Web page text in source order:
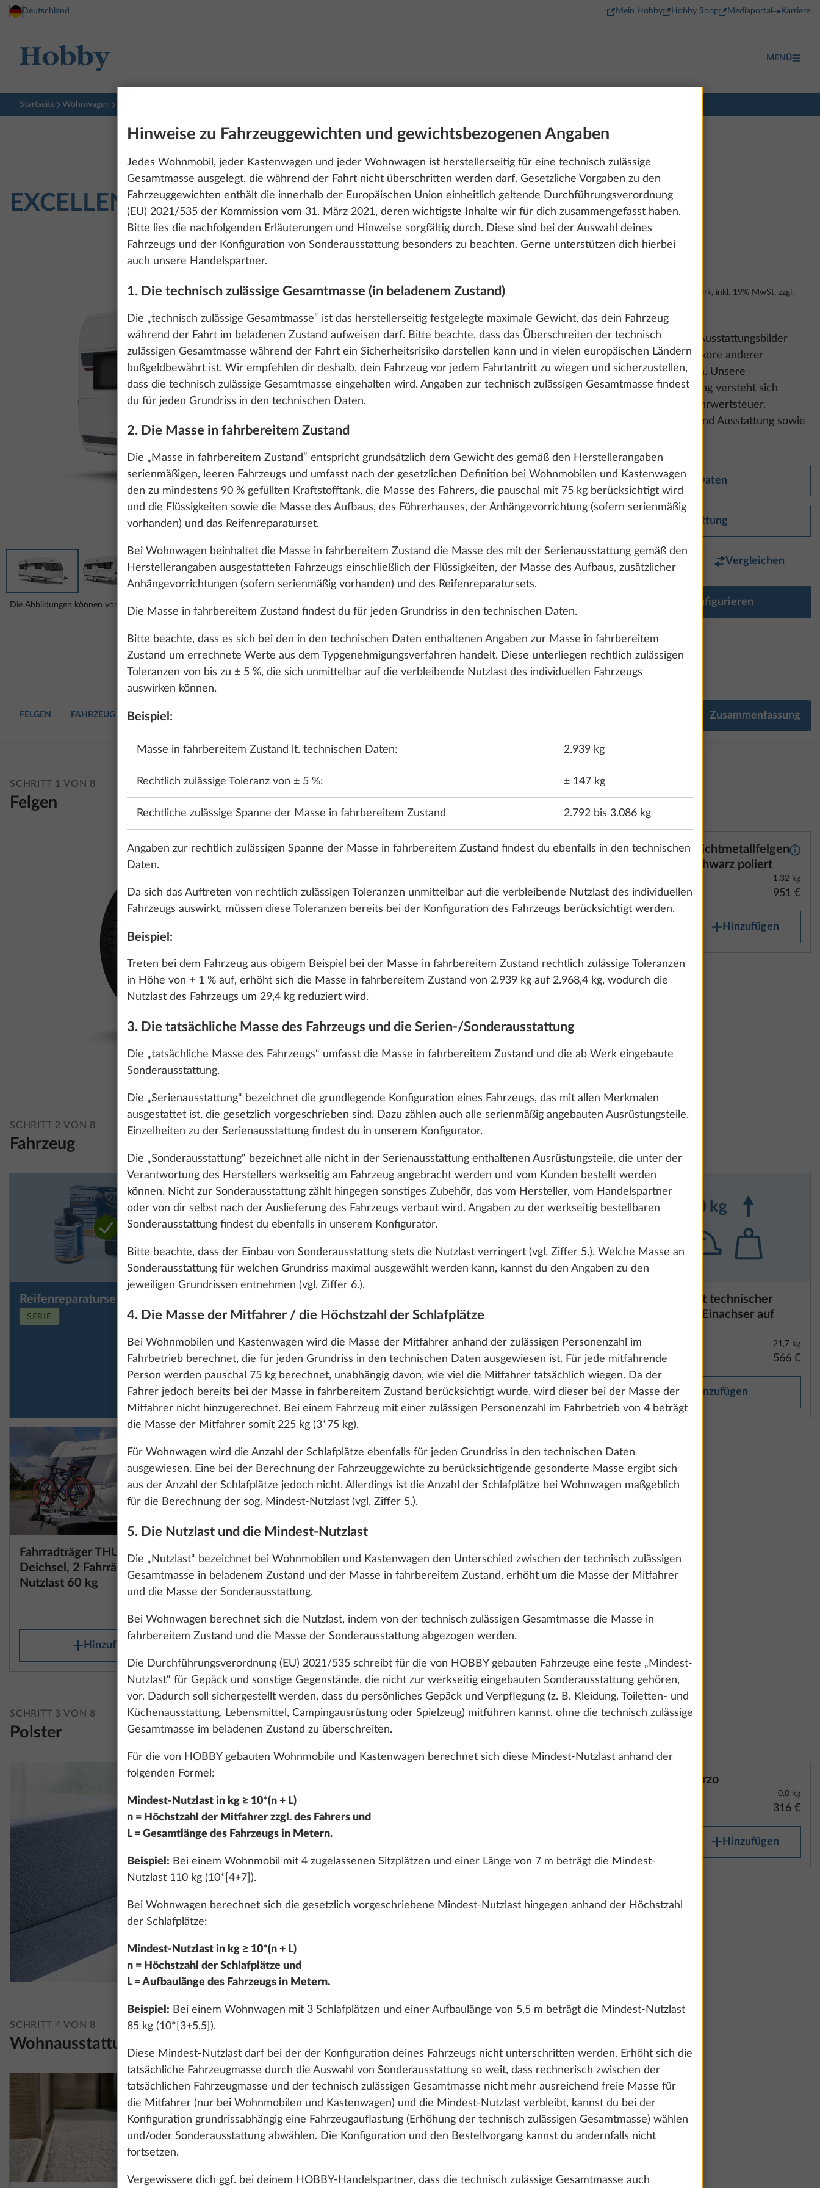
und unsere Kommunikation mit dir zu verbessern. Wir berücksichtigen hierbei deine
Klicken auf „Zustimmen und weiter“ dein Einverständnis gibst. Du kannst deine
Einwilligung jederzeit mit Wirkung für die Zukunft widerrufen. Weitere Informationen zu
den Cookies und Anpassungsmöglichkeiten findest du unter dem Link „Details anzeigen“.
Deutschland Mein Hobby Hobby Shop Mediaportal Karriere
MENÜ
Startseite Wohnwagen
EXCELLENT EDITION540 UFf
Die Abbildungen können von deiner gewählten Konfiguration abweichen.
Unverbindliche Preisempfehlung ab Werk, inkl. 19% MwSt. zzgl.
Bitte beachte:Die gezeigten Ausstattungsbilder
können Polster- und Möbeldekore anderer
Baureihen und Modelle zeigen. Unsere
unverbindliche Preisempfehlung versteht sich
inklusive der gesetzlichen Mehrwertsteuer.
Änderungen in Konstruktion und Ausstattung sowie
Technische Daten
Serienausstattung
Favorit Vergleichen
Ausstattung konfigurieren
Mehr Informationen
Zusammenfassung
FELGEN FAHRZEUG POLSTER
SCHRITT 1 VON 8
Felgen
Stahlfelgen Silber Mehr Informationen
SERIE
Leichtmetallfelgen
Schwarz poliert
Mehr
1,32 kg
951 €
Hinzufügen
Leichtmetallfelgen Mehr Informationen
757 €
Hinzufügen
SCHRITT 2 VON 8
Fahrzeug
Reifenreparaturset
SERIE
Reifenreparaturset,
25,4 kg
529 €
Hinzufügen
ETS Plus
5,7 kg
1.116 €
Hinzufügen
Auflastung mit technischer
Änderung für Einachser auf
21,7 kg
566 €
Hinzufügen
Fahrradträger THULE, für
Deichsel, 2 Fahrräder,
Nutzlast 60 kg
Mehr Informationen
10,0 kg
Hinzufügen
SCHRITT 3 VON 8
Polster
Terzo
0,0 kg
316 €
Hinzufügen
SCHRITT 4 VON 8
Wohnausstattung
Hinweise zu Fahrzeuggewichten und gewichtsbezogenen Angaben
Jedes Wohnmobil, jeder Kastenwagen und jeder Wohnwagen ist herstellerseitig für eine technisch zulässige
Gesamtmasse ausgelegt, die während der Fahrt nicht überschritten werden darf. Gesetzliche Vorgaben zu den
Fahrzeuggewichten enthält die innerhalb der Europäischen Union einheitlich geltende Durchführungsverordnung
(EU) 2021/535 der Kommission vom 31. März 2021, deren wichtigste Inhalte wir für dich zusammengefasst haben.
Bitte lies die nachfolgenden Erläuterungen und Hinweise sorgfältig durch. Diese sind bei der Auswahl deines
Fahrzeugs und der Konfiguration von Sonderausstattung besonders zu beachten. Gerne unterstützen dich hierbei
auch unsere Handelspartner.
1. Die technisch zulässige Gesamtmasse (in beladenem Zustand)
Die „technisch zulässige Gesamtmasse“ ist das herstellerseitig festgelegte maximale Gewicht, das dein Fahrzeug
während der Fahrt im beladenen Zustand aufweisen darf. Bitte beachte, dass das Überschreiten der technisch
zulässigen Gesamtmasse während der Fahrt ein Sicherheitsrisiko darstellen kann und in vielen europäischen Ländern
bußgeldbewährt ist. Wir empfehlen dir deshalb, dein Fahrzeug vor jedem Fahrtantritt zu wiegen und sicherzustellen,
dass die technisch zulässige Gesamtmasse eingehalten wird. Angaben zur technisch zulässigen Gesamtmasse findest
du für jeden Grundriss in den technischen Daten.
2. Die Masse in fahrbereitem Zustand
Die „Masse in fahrbereitem Zustand“ entspricht grundsätzlich dem Gewicht des gemäß den Herstellerangaben
serienmäßigen, leeren Fahrzeugs und umfasst nach der gesetzlichen Definition bei Wohnmobilen und Kastenwagen
den zu mindestens 90 % gefüllten Kraftstofftank, die Masse des Fahrers, die pauschal mit 75 kg berücksichtigt wird
und die Flüssigkeiten sowie die Masse des Aufbaus, des Führerhauses, der Anhängevorrichtung (sofern serienmäßig
vorhanden) und das Reifenreparaturset.
Bei Wohnwagen beinhaltet die Masse in fahrbereitem Zustand die Masse des mit der Serienausstattung gemäß den
Herstellerangaben ausgestatteten Fahrzeugs einschließlich der Flüssigkeiten, der Masse des Aufbaus, zusätzlicher
Anhängevorrichtungen (sofern serienmäßig vorhanden) und des Reifenreparatursets.
Die Masse in fahrbereitem Zustand findest du für jeden Grundriss in den technischen Daten.
Bitte beachte, dass es sich bei den in den technischen Daten enthaltenen Angaben zur Masse in fahrbereitem
Zustand um errechnete Werte aus dem Typgenehmigungsverfahren handelt. Diese unterliegen rechtlich zulässigen
Toleranzen von bis zu ± 5 %, die sich unmittelbar auf die verbleibende Nutzlast des individuellen Fahrzeugs
auswirken können.
Beispiel:
Masse in fahrbereitem Zustand lt. technischen Daten: 2.939 kg
Rechtlich zulässige Toleranz von ± 5 %: ± 147 kg
Rechtliche zulässige Spanne der Masse in fahrbereitem Zustand 2.792 bis 3.086 kg
Angaben zur rechtlich zulässigen Spanne der Masse in fahrbereitem Zustand findest du ebenfalls in den technischen
Daten.
Da sich das Auftreten von rechtlich zulässigen Toleranzen unmittelbar auf die verbleibende Nutzlast des individuellen
Fahrzeugs auswirkt, müssen diese Toleranzen bereits bei der Konfiguration des Fahrzeugs berücksichtigt werden.
Beispiel:
Treten bei dem Fahrzeug aus obigem Beispiel bei der Masse in fahrbereitem Zustand rechtlich zulässige Toleranzen
in Höhe von + 1 % auf, erhöht sich die Masse in fahrbereitem Zustand von 2.939 kg auf 2.968,4 kg, wodurch die
Nutzlast des Fahrzeugs um 29,4 kg reduziert wird.
3. Die tatsächliche Masse des Fahrzeugs und die Serien-/Sonderausstattung
Die „tatsächliche Masse des Fahrzeugs“ umfasst die Masse in fahrbereitem Zustand und die ab Werk eingebaute
Sonderausstattung.
Die „Serienausstattung“ bezeichnet die grundlegende Konfiguration eines Fahrzeugs, das mit allen Merkmalen
ausgestattet ist, die gesetzlich vorgeschrieben sind. Dazu zählen auch alle serienmäßig angebauten Ausrüstungsteile.
Einzelheiten zu der Serienausstattung findest du in unserem Konfigurator.
Die „Sonderausstattung“ bezeichnet alle nicht in der Serienausstattung enthaltenen Ausrüstungsteile, die unter der
Verantwortung des Herstellers werkseitig am Fahrzeug angebracht werden und vom Kunden bestellt werden
können. Nicht zur Sonderausstattung zählt hingegen sonstiges Zubehör, das vom Hersteller, vom Handelspartner
oder von dir selbst nach der Auslieferung des Fahrzeugs verbaut wird. Angaben zu der werkseitig bestellbaren
Sonderausstattung findest du ebenfalls in unserem Konfigurator.
Bitte beachte, dass der Einbau von Sonderausstattung stets die Nutzlast verringert (vgl. Ziffer 5.). Welche Masse an
Sonderausstattung für welchen Grundriss maximal ausgewählt werden kann, kannst du den Angaben zu den
jeweiligen Grundrissen entnehmen (vgl. Ziffer 6.).
4. Die Masse der Mitfahrer / die Höchstzahl der Schlafplätze
Bei Wohnmobilen und Kastenwagen wird die Masse der Mitfahrer anhand der zulässigen Personenzahl im
Fahrbetrieb berechnet, die für jeden Grundriss in den technischen Daten ausgewiesen ist. Für jede mitfahrende
Person werden pauschal 75 kg berechnet, unabhängig davon, wie viel die Mitfahrer tatsächlich wiegen. Da der
Fahrer jedoch bereits bei der Masse in fahrbereitem Zustand berücksichtigt wurde, wird dieser bei der Masse der
Mitfahrer nicht hinzugerechnet. Bei einem Fahrzeug mit einer zulässigen Personenzahl im Fahrbetrieb von 4 beträgt
die Masse der Mitfahrer somit 225 kg (3*75 kg).
Für Wohnwagen wird die Anzahl der Schlafplätze ebenfalls für jeden Grundriss in den technischen Daten
ausgewiesen. Eine bei der Berechnung der Fahrzeuggewichte zu berücksichtigende gesonderte Masse ergibt sich
aus der Anzahl der Schlafplätze jedoch nicht. Allerdings ist die Anzahl der Schlafplätze bei Wohnwagen maßgeblich
für die Berechnung der sog. Mindest-Nutzlast (vgl. Ziffer 5.).
5. Die Nutzlast und die Mindest-Nutzlast
Die „Nutzlast“ bezeichnet bei Wohnmobilen und Kastenwagen den Unterschied zwischen der technisch zulässigen
Gesamtmasse in beladenem Zustand und der Masse in fahrbereitem Zustand, erhöht um die Masse der Mitfahrer
und die Masse der Sonderausstattung.
Bei Wohnwagen berechnet sich die Nutzlast, indem von der technisch zulässigen Gesamtmasse die Masse in
fahrbereitem Zustand und die Masse der Sonderausstattung abgezogen werden.
Die Durchführungsverordnung (EU) 2021/535 schreibt für die von HOBBY gebauten Fahrzeuge eine feste „Mindest-
Nutzlast“ für Gepäck und sonstige Gegenstände, die nicht zur werkseitig eingebauten Sonderausstattung gehören,
vor. Dadurch soll sichergestellt werden, dass du persönliches Gepäck und Verpflegung (z. B. Kleidung, Toiletten- und
Küchenausstattung, Lebensmittel, Campingausrüstung oder Spielzeug) mitführen kannst, ohne die technisch zulässige
Gesamtmasse im beladenen Zustand zu überschreiten.
Für die von HOBBY gebauten Wohnmobile und Kastenwagen berechnet sich diese Mindest-Nutzlast anhand der
folgenden Formel:
Mindest-Nutzlast in kg ≥ 10*(n + L)
n = Höchstzahl der Mitfahrer zzgl. des Fahrers und
L = Gesamtlänge des Fahrzeugs in Metern.
Beispiel: Bei einem Wohnmobil mit 4 zugelassenen Sitzplätzen und einer Länge von 7 m beträgt die Mindest-
Nutzlast 110 kg (10*[4+7]).
Bei Wohnwagen berechnet sich die gesetzlich vorgeschriebene Mindest-Nutzlast hingegen anhand der Höchstzahl
der Schlafplätze:
Mindest-Nutzlast in kg ≥ 10*(n + L)
n = Höchstzahl der Schlafplätze und
L = Aufbaulänge des Fahrzeugs in Metern.
Beispiel: Bei einem Wohnwagen mit 3 Schlafplätzen und einer Aufbaulänge von 5,5 m beträgt die Mindest-Nutzlast
85 kg (10*[3+5,5]).
Diese Mindest-Nutzlast darf bei der der Konfiguration deines Fahrzeugs nicht unterschritten werden. Erhöht sich die
tatsächliche Fahrzeugmasse durch die Auswahl von Sonderausstattung so weit, dass rechnerisch zwischen der
tatsächlichen Fahrzeugmasse und der technisch zulässigen Gesamtmasse nicht mehr ausreichend freie Masse für
die Mitfahrer (nur bei Wohnmobilen und Kastenwagen) und die Mindest-Nutzlast verbleibt, kannst du bei der
Konfiguration grundrissabhängig eine Fahrzeugauflastung (Erhöhung der technisch zulässigen Gesamtmasse) wählen
und/oder Sonderausstattung abwählen. Die Konfiguration und den Bestellvorgang kannst du andernfalls nicht
fortsetzen.
Vergewissere dich ggf. bei deinem HOBBY-Handelspartner, dass die technisch zulässige Gesamtmasse auch